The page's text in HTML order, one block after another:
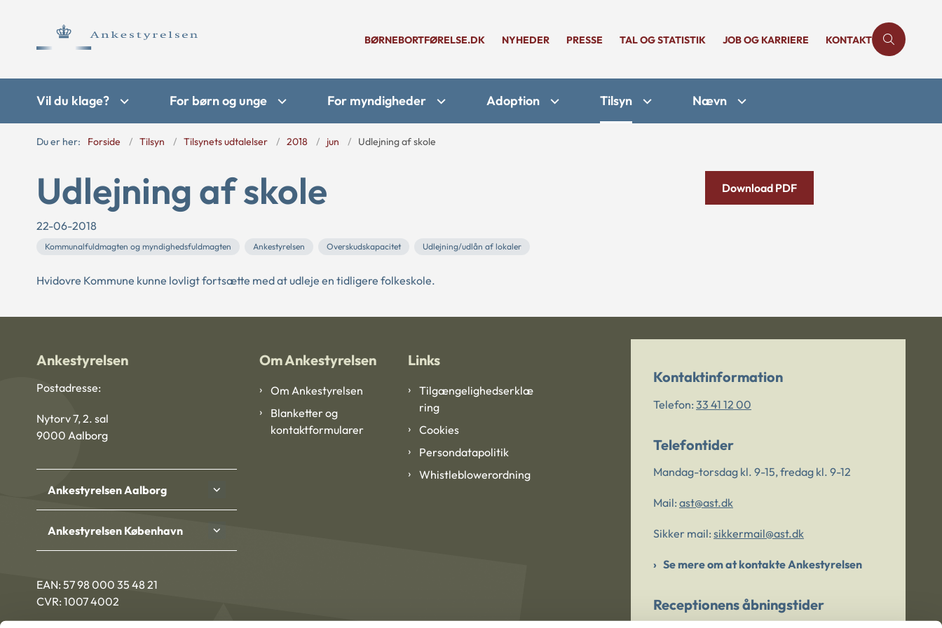
BØRNEBORTFØRELSE.DK NYHEDER PRESSE TAL OG STATISTIK JOB OG KARRIERE KONTAKT
Vil du klage? For børn og unge For myndigheder Adoption Tilsyn Nævn
Du er her: Forside Tilsyn Tilsynets udtalelser 2018 jun Udlejning af skole
Udlejning af skole
22-06-2018
Kommunalfuldmagten og myndighedsfuldmagten Ankestyrelsen Overskudskapacitet Udlejning/udlån af lokaler
Hvidovre Kommune kunne lovligt fortsætte med at udleje en tidligere folkeskole.
Download PDF
Ankestyrelsen
Postadresse:
Nytorv 7, 2. sal
9000 Aalborg
Ankestyrelsen Aalborg
Ankestyrelsen København
EAN: 57 98 000 35 48 21
CVR: 1007 4002
Om Ankestyrelsen
Om Ankestyrelsen
Blanketter og
kontaktformularer
Links
Tilgængelighedserklæ
ring
Cookies
Persondatapolitik
Whistleblowerordning
Kontaktinformation
Telefon: 33 41 12 00
Telefontider
Mandag-torsdag kl. 9-15, fredag kl. 9-12
Mail: ast@ast.dk
Sikker mail: sikkermail@ast.dk
Se mere om at kontakte Ankestyrelsen
Receptionens åbningstider